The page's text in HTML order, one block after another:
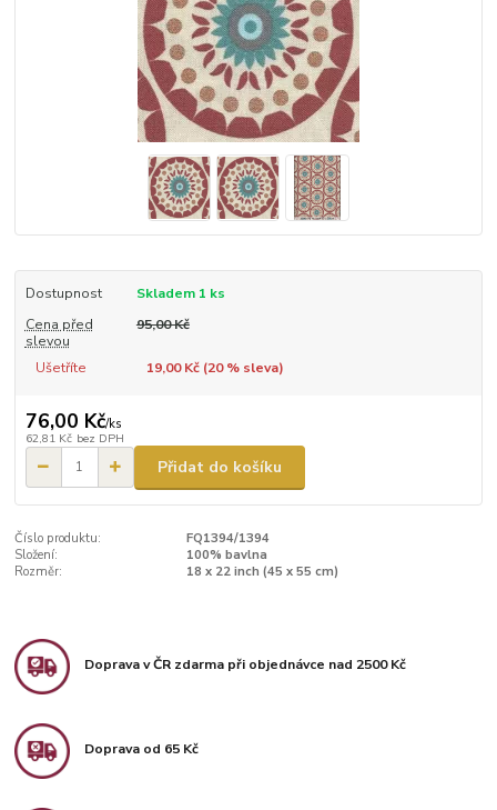
Dostupnost
Skladem 1 ks
Cena před
slevou
95,00 Kč
Ušetříte 19,00 Kč (20% sleva)
76,00 Kč/ks
62,81 Kč bez DPH
Přidat do košíku
Číslo produktu:
FQ1394/1394
Složení:
100% bavlna
Rozměr:
18 x 22 inch (45 x 55 cm)
Doprava v ČR zdarma při objednávce nad 2500 Kč
Doprava od 65 Kč